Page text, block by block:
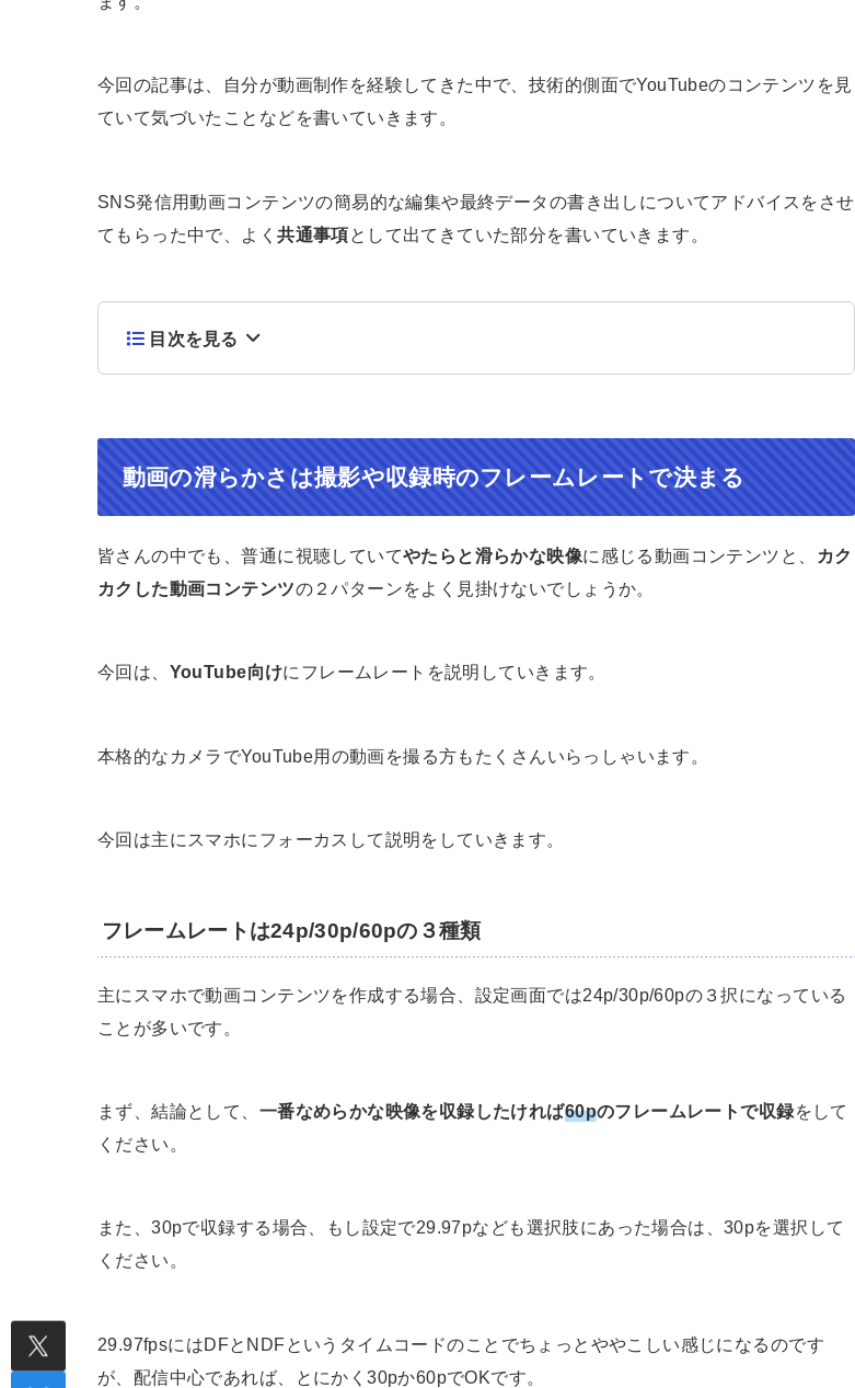
今回の記事は、自分が動画制作を経験してきた中で、技術的側面でYouTubeのコンテンツを見
ていて気づいたことなどを書いていきます。
SNS発信用動画コンテンツの簡易的な編集や最終データの書き出しについてアドバイスをさせ
てもらった中で、よく共通事項として出てきていた部分を書いていきます。
目次を見る
動画の滑らかさは撮影や収録時のフレームレートで決まる
皆さんの中でも、普通に視聴していてやたらと滑らかな映像に感じる動画コンテンツと、
カク
カクした動画コンテンツの２パターンをよく見掛けないでしょうか。
今回は、 YouTube向けにフレームレートを説明していきます。
本格的なカメラでYouTube用の動画を撮る方もたくさんいらっしゃいます。
今回は主にスマホにフォーカスして説明をしていきます。
フレームレートは24p/30p/60pの３種類
主にスマホで動画コンテンツを作成する場合、設定画面では24p/30p/60pの３択になっている
ことが多いです。
まず、結論として、 一番なめらかな映像を収録したければ60pのフレームレートで収録をして
ください。
また、30pで収録する場合、もし設定で29.97pなども選択肢にあった場合は、30pを選択して
ください。
29.97fpsにはDFとNDFというタイムコードのことでちょっとややこしい感じになるのです
が、配信中心であれば、とにかく30pか60pでOKです。